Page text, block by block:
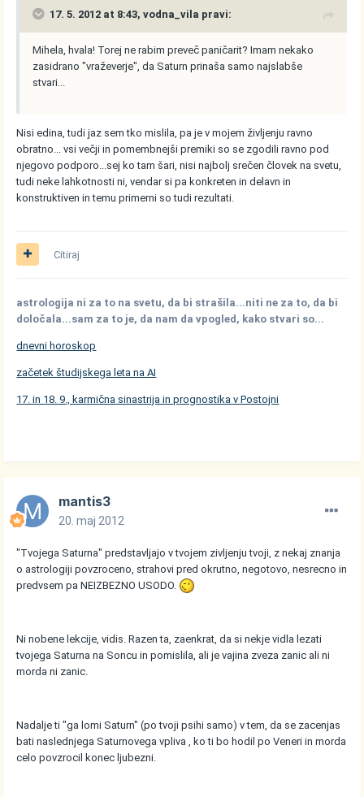
17. 5. 2012 at 8:43, vodna_vila pravi:
Mihela, hvala! Torej ne rabim preveč paničarit? Imam nekako
zasidrano "vraževerje", da Saturn prinaša samo najslabše
stvari...
Nisi edina, tudi jaz sem tko mislila, pa je v mojem življenju ravno
obratno... vsi večji in pomembnejši premiki so se zgodili ravno pod
njegovo podporo...sej ko tam šari, nisi najbolj srečen človek na svetu,
tudi neke lahkotnosti ni, vendar si pa konkreten in delavn in
konstruktiven in temu primerni so tudi rezultati.
Citiraj
astrologija ni za to na svetu, da bi strašila...niti ne za to, da bi
določala...sam za to je, da nam da vpogled, kako stvari so...
dnevni horoskop
začetek študijskega leta na AI
17. in 18. 9., karmična sinastrija in prognostika v Postojni
mantis3
20. maj 2012
"Tvojega Saturna" predstavljajo v tvojem zivljenju tvoji, z nekaj znanja
o astrologiji povzroceno, strahovi pred okrutno, negotovo, nesrecno in
predvsem pa NEIZBEZNO USODO.
Ni nobene lekcije, vidis. Razen ta, zaenkrat, da si nekje vidla lezati
tvojega Saturna na Soncu in pomislila, ali je vajina zveza zanic ali ni
morda ni zanic.
Nadalje ti "ga lomi Saturn" (po tvoji psihi samo) v tem, da se zacenjas
bati naslednjega Saturnovega vpliva , ko ti bo hodil po Veneri in morda
celo povzrocil konec ljubezni.